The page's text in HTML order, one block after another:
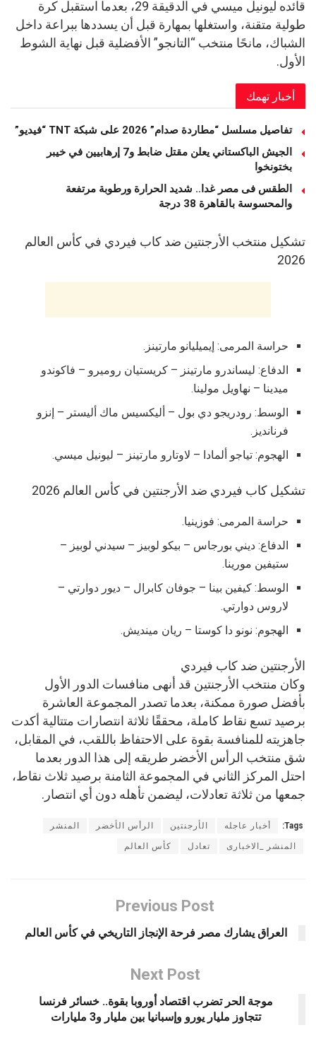
قائده ليونيل ميسي في الدقيقة 29، بعدما استقبل كرة
طولية متقنة، واستغلها بمهارة قبل أن يسددها ببراعة داخل
الشباك، مانحًا منتخب “التانجو” الأفضلية قبل نهاية الشوط
الأول.
أخبار تهمك
تفاصيل مسلسل “مطاردة صدام” 2026 على شبكة TNT “فيديو”
الجيش الباكستاني يعلن مقتل ضابط و7 إرهابيين في خيبر
بختونخوا
الطقس فى مصر غدا.. شديد الحرارة ورطوبة مرتفعة
والمحسوسة بالقاهرة 38 درجة
تشكيل منتخب الأرجنتين ضد كاب فيردي في كأس العالم
2026
حراسة المرمى: إيميليانو مارتينز.
الدفاع: ليساندرو مارتينز – كريستيان روميرو – فاكوندو
ميدينا – نهاويل مولينا.
الوسط: رودريجو دي بول – أليكسيس ماك أليستر – إنزو
فرنانديز.
الهجوم: تياجو ألمادا – لاوتارو مارتينز – ليونيل ميسي.
تشكيل كاب فيردي ضد الأرجنتين في كأس العالم 2026
حراسة المرمى: فوزينيا.
الدفاع: ديني بورجاس – بيكو لوبيز – سيدني لوبيز –
ستيفين مورينا.
الوسط: كيفين بينا – جوفان كابرال – ديور دوارتي –
لاروس دوارتي.
الهجوم: نونو دا كوستا – ريان مينديش.
الأرجنتين ضد كاب فيردي
وكان منتخب الأرجنتين قد أنهى منافسات الدور الأول
بأفضل صورة ممكنة، بعدما تصدر المجموعة العاشرة
برصيد تسع نقاط كاملة، محققًا ثلاثة انتصارات متتالية أكدت
جاهزيته للمنافسة بقوة على الاحتفاظ باللقب، في المقابل،
شق منتخب الرأس الأخضر طريقه إلى هذا الدور بعدما
احتل المركز الثاني في المجموعة الثامنة برصيد ثلاث نقاط،
جمعها من ثلاثة تعادلات، ليضمن تأهله دون أي انتصار.
Tags: أخبار عاجله الأرجنتين الرأس الأخضر المنشر
المنشر _الاخبارى تعادل كأس العالم
Previous Post
العراق يشارك مصر فرحة الإنجاز التاريخي في كأس العالم
Next Post
موجة الحر تضرب اقتصاد أوروبا بقوة.. خسائر فرنسا
تتجاوز مليار يورو وإسبانيا بين مليار و3 مليارات